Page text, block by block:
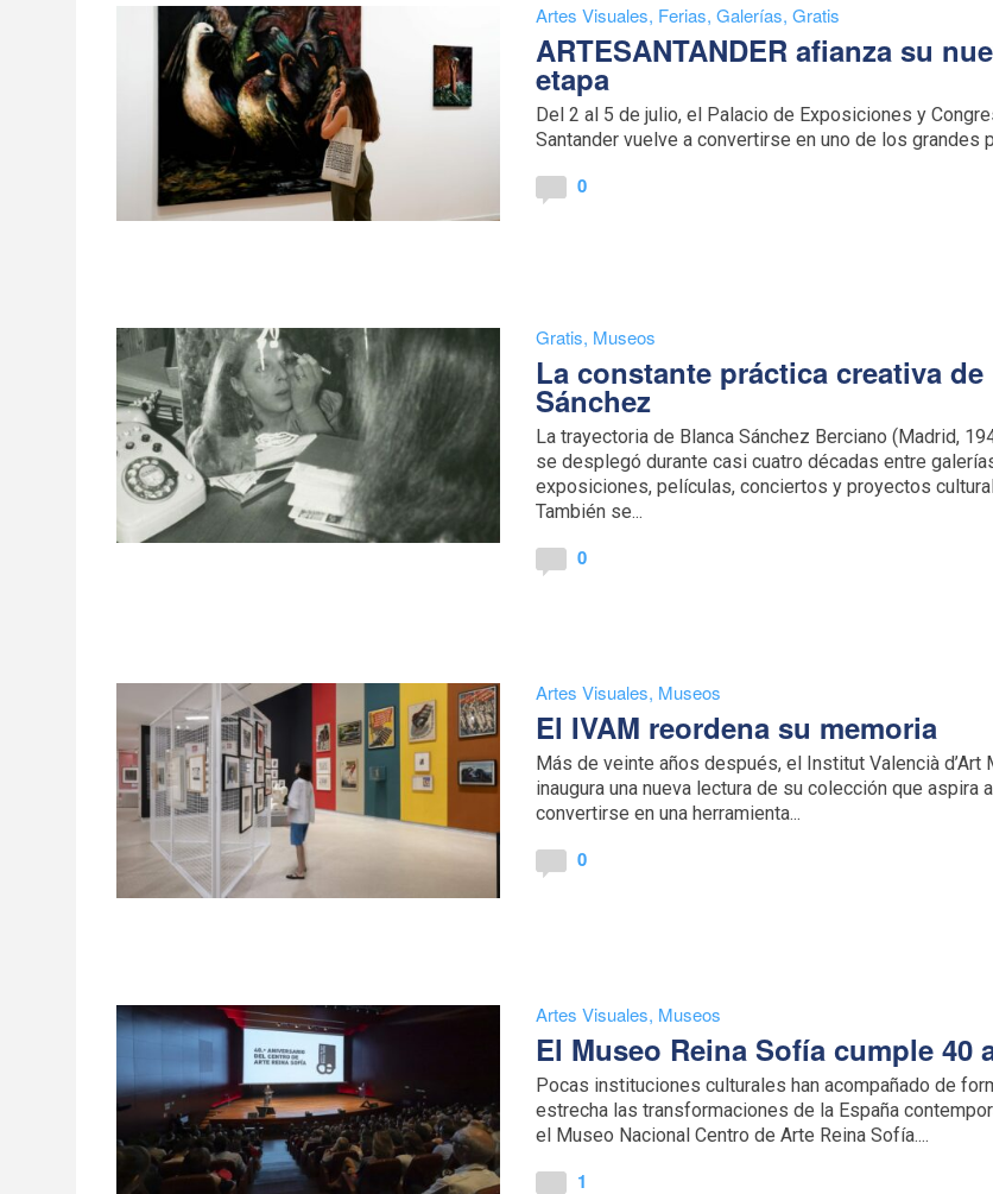
Artes Visuales, Ferias,Galerías,Gratis
ARTESANTANDER afianza su
etapa
Del 2 al 5 de julio, el Palacio de Exposiciones y
Santander vuelve a convertirse en uno de los grandes
0
Gratis, Museos
La constante práctica creativa de
Sánchez
La trayectoria de Blanca Sánchez Berciano (Madrid,
se desplegó durante casi cuatro décadas entre
exposiciones, películas, conciertos y proyectos
También se...
0
Artes Visuales, Museos
El IVAM reordena su memoria
Más de veinte años después, el Institut Valencià d’Art
inaugura una nueva lectura de su colección que aspira a
convertirse en una herramienta...
0
Artes Visuales, Museos
El Museo Reina Sofía cumple 40
Pocas instituciones culturales han acompañado de
estrecha las transformaciones de la España
el Museo Nacional Centro de Arte Reina Sofía....
1